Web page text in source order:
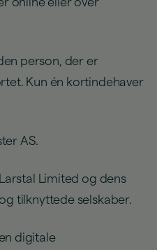
person, der er
Kun én kortindehaver
AS.
Limited og dens
tilknyttede selskaber.
digitale